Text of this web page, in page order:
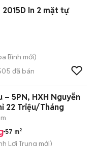
2015D In 2 mặt tự
Bình mới)
đã bán
– 5PN, HXH Nguyễn
22 Triệu/Tháng
57 m²
Lợi Trung mới)